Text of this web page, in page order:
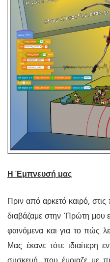
Η Έμπνευσή μας
Πριν από αρκετό καιρό, στις
διαβάζαμε στην ‘Πρώτη μου
φαινόμενα και για το πώς
Μας έκανε τότε ιδιαίτερη
συσκευή, που έμοιαζε με